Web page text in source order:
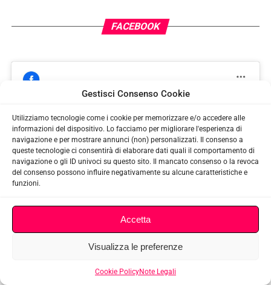
Gestisci Consenso Cookie
Utilizziamo tecnologie come i cookie per memorizzare e/o accedere alle
informazioni del dispositivo. Lo facciamo per migliorare l'esperienza di
navigazione e per mostrare annunci (non) personalizzati. Il consenso a
queste tecnologie ci consentirà di elaborare dati quali il comportamento di
navigazione o gli ID univoci su questo sito. Il mancato consenso o la revoca
del consenso possono influire negativamente su alcune caratteristiche e
funzioni.
Accetta
Visualizza le preferenze
Cookie PolicyNote Legali
FACEBOOK
SpaceNerd
Fai clic per accettare i cookie marketing e
abilitare questo contenuto
RECENTI